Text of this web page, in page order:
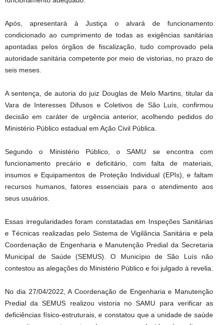
Após, apresentará à Justiça o alvará de funcionamento
condicionado ao cumprimento de todas as exigências sanitárias
apontadas pelos órgãos de fiscalização, tudo comprovado pela
autoridade sanitária competente por meio de vistorias, no prazo de
seis meses.
A sentença, de autoria do juiz Douglas de Melo Martins, titular da
Vara de Interesses Difusos e Coletivos de São Luís, confirmou
decisão em caráter de urgência anterior, acolhendo pedidos do
Ministério Público estadual em Ação Civil Pública.
Segundo o Ministério Público, o SAMU se encontra com
funcionamento precário e deficitário, com falta de materiais,
insumos e Equipamentos de Proteção Individual (EPIs), e faltam
recursos humanos, fatores essenciais para o atendimento aos
seus usuários.
Essas irregularidades foram constatadas em Inspeções Sanitárias
e Técnicas realizadas pelo Sistema de Vigilância Sanitária e pela
Coordenação de Engenharia e Manutenção Predial da Secretaria
Municipal de Saúde (SEMUS). O Município de São Luís não
contestou as alegações do Ministério Público e foi julgado à revelia.
No dia 27/04/2022, A Coordenação de Engenharia e Manutenção
Predial da SEMUS realizou vistoria no SAMU para verificar as
deficiências físico-estruturais, e constatou que a unidade de saúde